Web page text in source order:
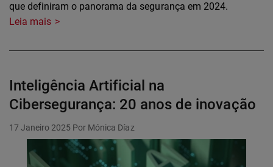
que definiram o panorama da segurança em 2024.
Leia mais
Inteligência Artificial na
Cibersegurança: 20 anos de inovação
17 Janeiro 2025 Por Mónica Díaz